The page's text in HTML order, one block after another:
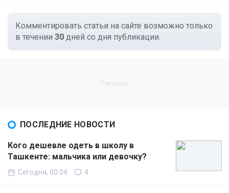
Комментировать статьи на сайте возможно только
в течении 30 дней со дня публикации.
ПОСЛЕДНИЕ НОВОСТИ
Кого дешевле одеть в школу в
Ташкенте: мальчика или девочку?
Сегодня, 00:04 4